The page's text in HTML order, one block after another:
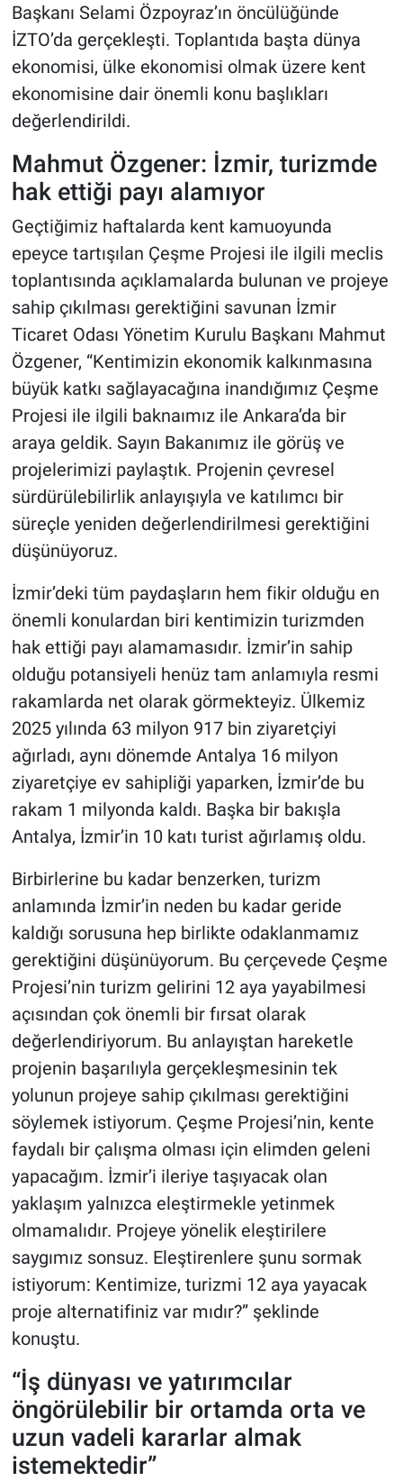
Başkanı Selami Özpoyraz’ın öncülüğünde
İZTO’da gerçekleşti. Toplantıda başta dünya
ekonomisi, ülke ekonomisi olmak üzere kent
ekonomisine dair önemli konu başlıkları
değerlendirildi.
Mahmut Özgener: İzmir, turizmde
hak ettiği payı alamıyor
Geçtiğimiz haftalarda kent kamuoyunda
epeyce tartışılan Çeşme Projesi ile ilgili meclis
toplantısında açıklamalarda bulunan ve projeye
sahip çıkılması gerektiğini savunan İzmir
Ticaret Odası Yönetim Kurulu Başkanı Mahmut
Özgener, “Kentimizin ekonomik kalkınmasına
büyük katkı sağlayacağına inandığımız Çeşme
Projesi ile ilgili baknaımız ile Ankara’da bir
araya geldik. Sayın Bakanımız ile görüş ve
projelerimizi paylaştık. Projenin çevresel
sürdürülebilirlik anlayışıyla ve katılımcı bir
süreçle yeniden değerlendirilmesi gerektiğini
düşünüyoruz.
İzmir’deki tüm paydaşların hem fikir olduğu en
önemli konulardan biri kentimizin turizmden
hak ettiği payı alamamasıdır. İzmir’in sahip
olduğu potansiyeli henüz tam anlamıyla resmi
rakamlarda net olarak görmekteyiz. Ülkemiz
2025 yılında 63 milyon 917 bin ziyaretçiyi
ağırladı, aynı dönemde Antalya 16 milyon
ziyaretçiye ev sahipliği yaparken, İzmir’de bu
rakam 1 milyonda kaldı. Başka bir bakışla
Antalya, İzmir’in 10 katı turist ağırlamış oldu.
Birbirlerine bu kadar benzerken, turizm
anlamında İzmir’in neden bu kadar geride
kaldığı sorusuna hep birlikte odaklanmamız
gerektiğini düşünüyorum. Bu çerçevede Çeşme
Projesi’nin turizm gelirini 12 aya yayabilmesi
açısından çok önemli bir fırsat olarak
değerlendiriyorum. Bu anlayıştan hareketle
projenin başarılıyla gerçekleşmesinin tek
yolunun projeye sahip çıkılması gerektiğini
söylemek istiyorum. Çeşme Projesi’nin, kente
faydalı bir çalışma olması için elimden geleni
yapacağım. İzmir’i ileriye taşıyacak olan
yaklaşım yalnızca eleştirmekle yetinmek
olmamalıdır. Projeye yönelik eleştirilere
saygımız sonsuz. Eleştirenlere şunu sormak
istiyorum: Kentimize, turizmi 12 aya yayacak
proje alternatifiniz var mıdır?” şeklinde
konuştu.
“İş dünyası ve yatırımcılar
öngörülebilir bir ortamda orta ve
uzun vadeli kararlar almak
istemektedir”